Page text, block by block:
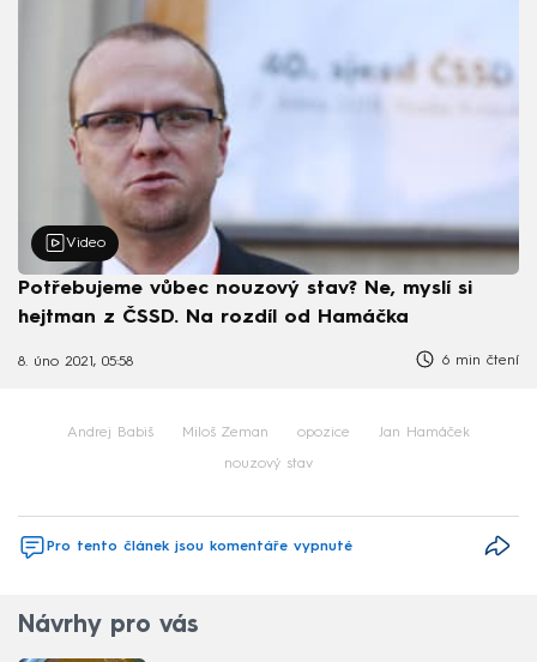
Video
Potřebujeme vůbec nouzový stav? Ne, myslí si
hejtman z ČSSD. Na rozdíl od Hamáčka
8. úno 2021, 05:58 6 min čtení
Andrej Babiš Miloš Zeman opozice Jan Hamáček
nouzový stav
Pro tento článek jsou komentáře vypnuté
Návrhy pro vás